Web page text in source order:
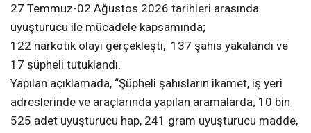
27 Temmuz-02 Ağustos 2026 tarihleri arasında
uyuşturucu ile mücadele kapsamında;
122 narkotik olayı gerçekleşti, 137 şahıs yakalandı ve
17 şüpheli tutuklandı.
Yapılan açıklamada, “Şüpheli şahısların ikamet, iş yeri
adreslerinde ve araçlarında yapılan aramalarda; 10 bin
525 adet uyuşturucu hap, 241 gram uyuşturucu madde,